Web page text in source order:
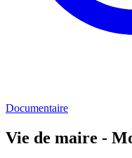
Documentaire
Vie de maire -